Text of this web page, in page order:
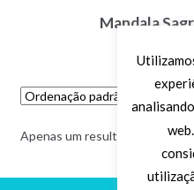
Mandala
Apenas um resultado